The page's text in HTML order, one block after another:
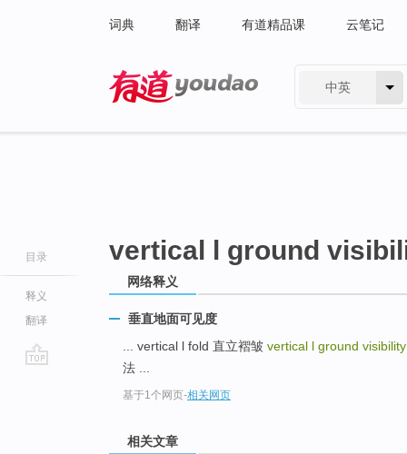
词典 翻译 有道精品课 云笔记
中英
目录
释义
翻译
vertical l ground
网络释义
垂直地面可见度
... vertical l fold 直立褶皱 vertical l ground
法 ...
基于1个网页-相关网页
相关文章